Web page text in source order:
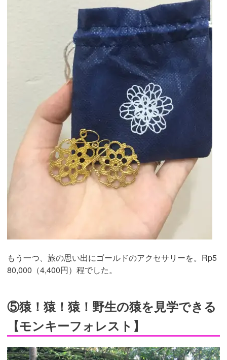
もう一つ、旅の思い出にゴールドのアクセサリーを。Rp5
80,000（4,400円）程でした。
⑤猿！猿！猿！野生の猿を見学できる
【モンキーフォレスト】